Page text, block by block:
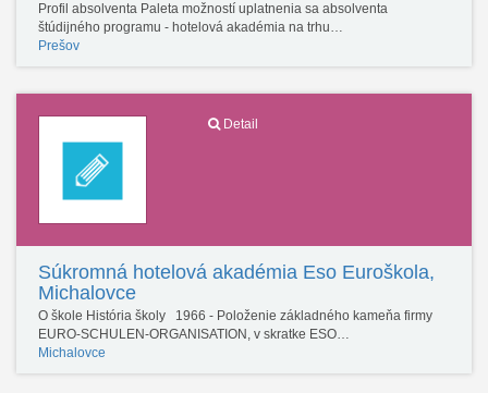
Profil absolventa Paleta možností uplatnenia sa absolventa
štúdijného programu - hotelová akadémia na trhu…
Prešov
Detail
Súkromná hotelová akadémia Eso Euroškola,
Michalovce
O škole História školy 1966 - Položenie základného kameňa firmy
EURO-SCHULEN-ORGANISATION, v skratke ESO…
Michalovce